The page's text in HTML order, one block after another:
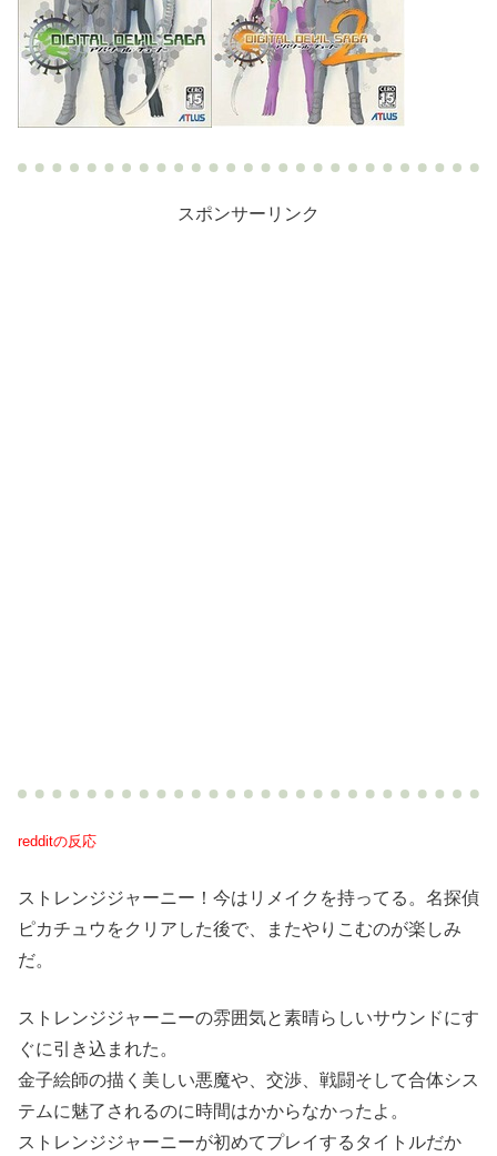
スポンサーリンク
redditの反応
ストレンジジャーニー！今はリメイクを持ってる。名探偵
ピカチュウをクリアした後で、またやりこむのが楽しみ
だ。
ストレンジジャーニーの雰囲気と素晴らしいサウンドにす
ぐに引き込まれた。
金子絵師の描く美しい悪魔や、交渉、戦闘そして合体シス
テムに魅了されるのに時間はかからなかったよ。
ストレンジジャーニーが初めてプレイするタイトルだか